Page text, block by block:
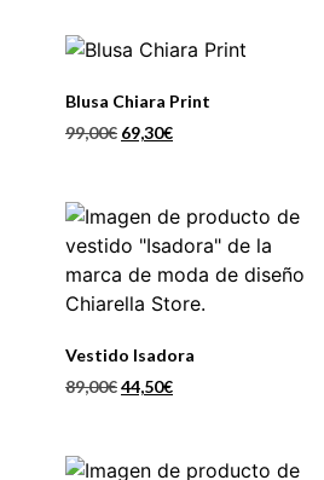
Blusa Chiara Print
99,00€ 69,30€
Vestido Isadora
89,00€44,50€